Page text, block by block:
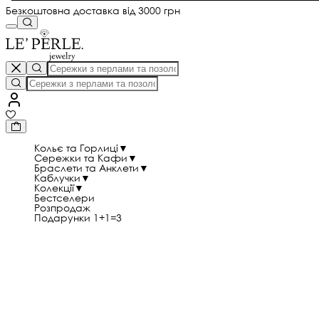
Безкоштовна доставка від 3000 грн
Кольє та Горлиці ▼
Сережки та Кафи ▼
Браслети та Анклети ▼
Каблучки ▼
Колекції▼
Бестселери
Розпродаж
Подарунки 1+1=3